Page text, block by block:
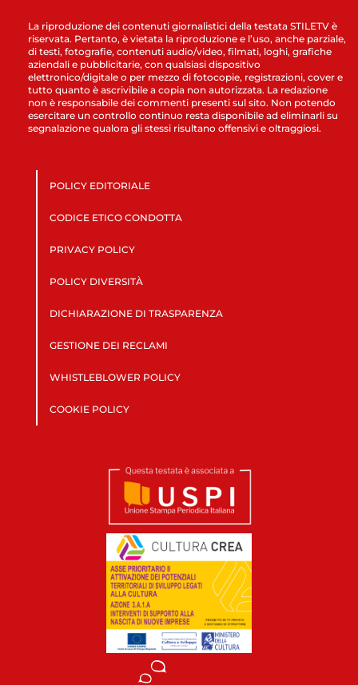
La riproduzione dei contenuti giornalistici della testata STILETV è
riservata. Pertanto, è vietata la riproduzione e l’uso, anche parziale,
di testi, fotografie, contenuti audio/video, filmati, loghi, grafiche
aziendali e pubblicitarie, con qualsiasi dispositivo
elettronico/digitale o per mezzo di fotocopie, registrazioni, cover e
tutto quanto è ascrivibile a copia non autorizzata. La redazione
non è responsabile dei commenti presenti sul sito. Non potendo
esercitare un controllo continuo resta disponibile ad eliminarli su
segnalazione qualora gli stessi risultano offensivi e oltraggiosi.
POLICY EDITORIALE
CODICE ETICO CONDOTTA
PRIVACY POLICY
POLICY DIVERSITÀ
DICHIARAZIONE DI TRASPARENZA
GESTIONE DEI RECLAMI
WHISTLEBLOWER POLICY
COOKIE POLICY